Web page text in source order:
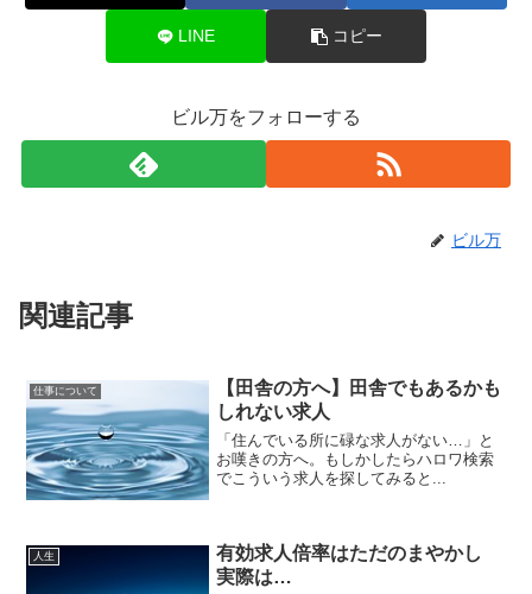
LINE コピー
ビル万をフォローする
ビル万
関連記事
仕事について
【田舎の方へ】田舎でもあるかも
しれない求人
「住んでいる所に碌な求人がない…」と
お嘆きの方へ。もしかしたらハロワ検索
でこういう求人を探してみると...
人生
有効求人倍率はただのまやかし
実際は…